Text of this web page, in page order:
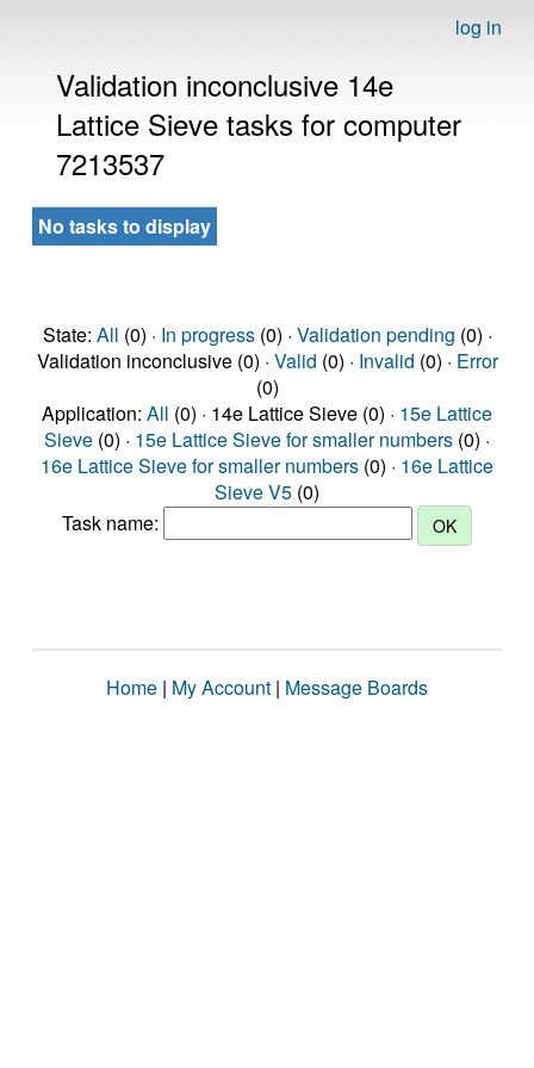
log in
Validation inconclusive 14e
Lattice Sieve tasks for computer
7213537
No tasks to display
State: All (0) · In progress(0) · Validation pending (0) ·
Validation inconclusive (0) · Valid (0) · Invalid (0) · Error
(0)
Application: All (0) · 14e Lattice Sieve (0) · 15e Lattice
Sieve (0) · 15e Lattice Sieve for smaller numbers (0) ·
16e Lattice Sieve for smaller numbers (0) · 16e Lattice
Sieve V5 (0)
Task name:
Home | My Account | Message Boards